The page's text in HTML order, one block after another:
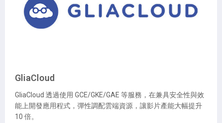
GliaCloud
GliaCloud 透過使用 GCE/GKE/GAE 等服務，在兼具安全性與效
能上開發應用程式，彈性調配雲端資源，讓影片產能大幅提升
10 倍。